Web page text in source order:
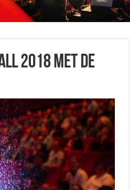
2018 met de